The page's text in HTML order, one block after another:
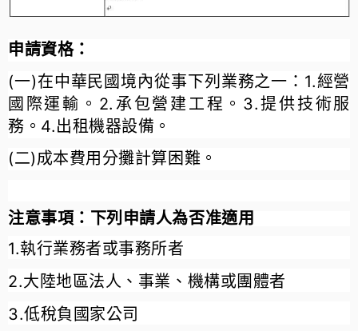
申請資格：
(一)在中華民國境內從事下列業務之一：1.經營
國際運輸。2.承包營建工程。3.提供技術服
務。4.出租機器設備。
(二)成本費用分攤計算困難。
注意事項：下列申請人為否准適用
1.執行業務者或事務所者
2.大陸地區法人、事業、機構或團體者
3.低稅負國家公司